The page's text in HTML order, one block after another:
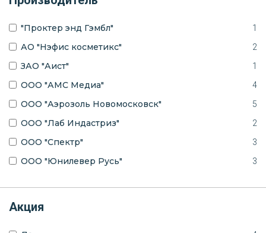
"Проктер энд Гэмбл" 1
АО "Нэфис косметикс" 2
ЗАО "Аист" 1
ООО "АМС Медиа" 4
ООО "Аэрозоль Новомосковск" 5
ООО "Лаб Индастриз" 2
ООО "Спектр" 3
ООО "Юнилевер Русь" 3
Акция